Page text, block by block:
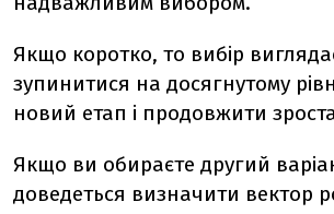
Якщо коротко, то вибір
зупинитися на досягнутому
новий етап і продовжити
Якщо ви обираєте другий
доведеться визначити вектор